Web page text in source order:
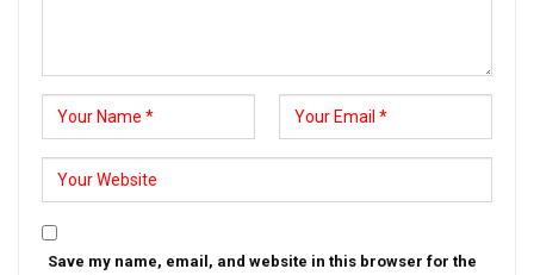
Save my name, email, and website in this browser for the